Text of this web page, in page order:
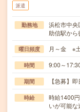
派遣
勤務地
浜松市中央
助信駅か
曜日頻度 月～金 ※
時間 9:00～
期間 【急募】
時給
時給1400
いが可能な